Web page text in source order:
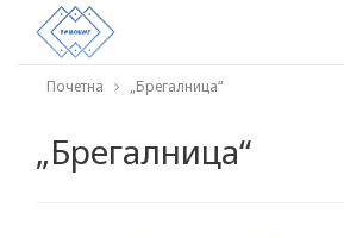
Почетна „Брегалница“
„Брегалница“